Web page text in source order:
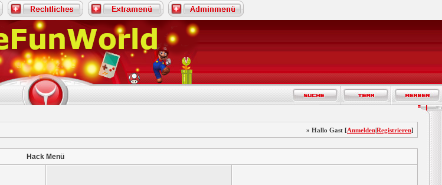
» Hallo Gast [Anmelden|Registrieren]
Hack Menü